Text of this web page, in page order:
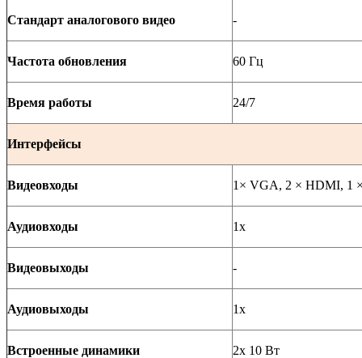
Стандарт аналогового видео -
Частота обновления 60 Гц
Время работы 24/7
Интерфейсы
Видеовходы 1× VGA, 2 × HDMI, 1
Аудиовходы 1x
Видеовыходы -
Аудиовыходы 1x
Встроенные динамики 2х 10 Вт